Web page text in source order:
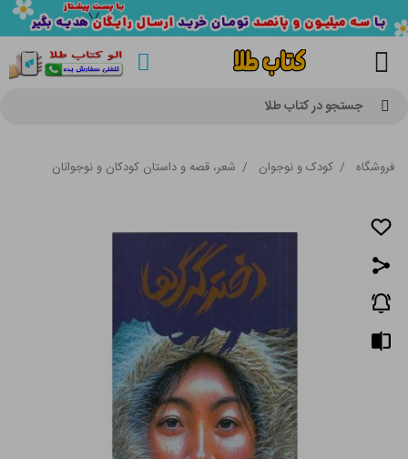
جستجو در کتاب طلا
فروشگاه / کودک و نوجوان / شعر، قصه و داستان کودکان و نوجوانان